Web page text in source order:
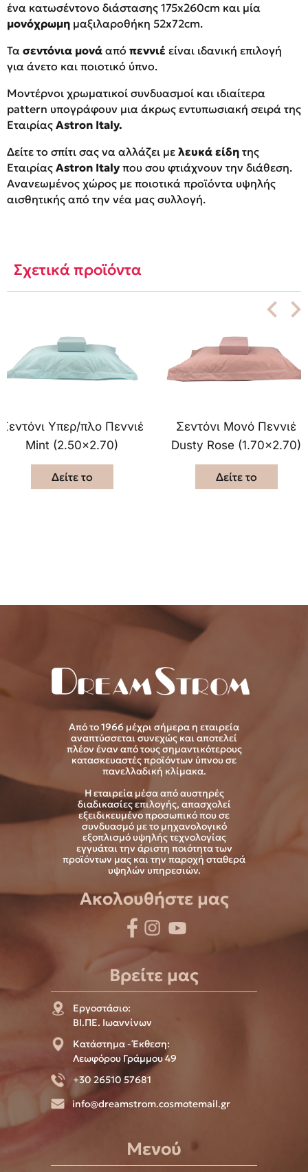
ένα κατωσέντονο διάστασης 175x260cm και μία
μονόχρωμη μαξιλαροθήκη 52x72cm.
Τα σεντόνια μονά από πεννιέ είναι ιδανική επιλογή
για άνετο και ποιοτικό ύπνο.
Μοντέρνοι χρωματικοί συνδυασμοί και ιδιαίτερα
pattern υπογράφουν μια άκρως εντυπωσιακή σειρά της
Εταιρίας Astron Italy.
Δείτε το σπίτι σας να αλλάζει με λευκά είδη της
Εταιρίας Astron Italy που σου φτιάχνουν την διάθεση.
Ανανεωμένος χώρος με ποιοτικά προϊόντα υψηλής
αισθητικής από την νέα μας συλλογή.
Σχετικά προϊόντα
Σεντόνι Υπερ/πλο Πεννιέ
Mint (2.50×2.70)
Δείτε το
Σεντόνι Μονό Πεννιέ
Dusty Rose (1.70×2.70)
Δείτε το
Από το 1966 μέχρι σήμερα η εταιρεία
αναπτύσσεται συνεχώς και αποτελεί
πλέον έναν από τους σημαντικότερους
κατασκευαστές προϊόντων ύπνου σε
πανελλαδική κλίμακα.
Η εταιρεία μέσα από αυστηρές
διαδικασίες επιλογής, απασχολεί
εξειδικευμένο προσωπικό που σε
συνδυασμό με το μηχανολογικό
εξοπλισμό υψηλής τεχνολογίας
εγγυάται την άριστη ποιότητα των
προϊόντων μας και την παροχή σταθερά
υψηλών υπηρεσιών.
Ακολουθήστε μας
Βρείτε μας
Εργοστάσιο:
ΒΙ.ΠΕ. Ιωαννίνων
Κατάστημα - Έκθεση:
Λεωφόρου Γράμμου 49
+30 26510 57681
info@dreamstrom.cosmotemail.gr
Μενού